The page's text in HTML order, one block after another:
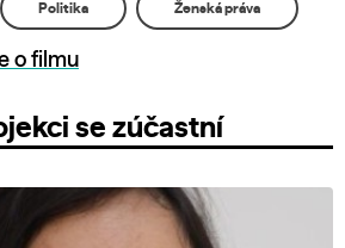
Politika Ženská práva
o filmu
se zúčastní